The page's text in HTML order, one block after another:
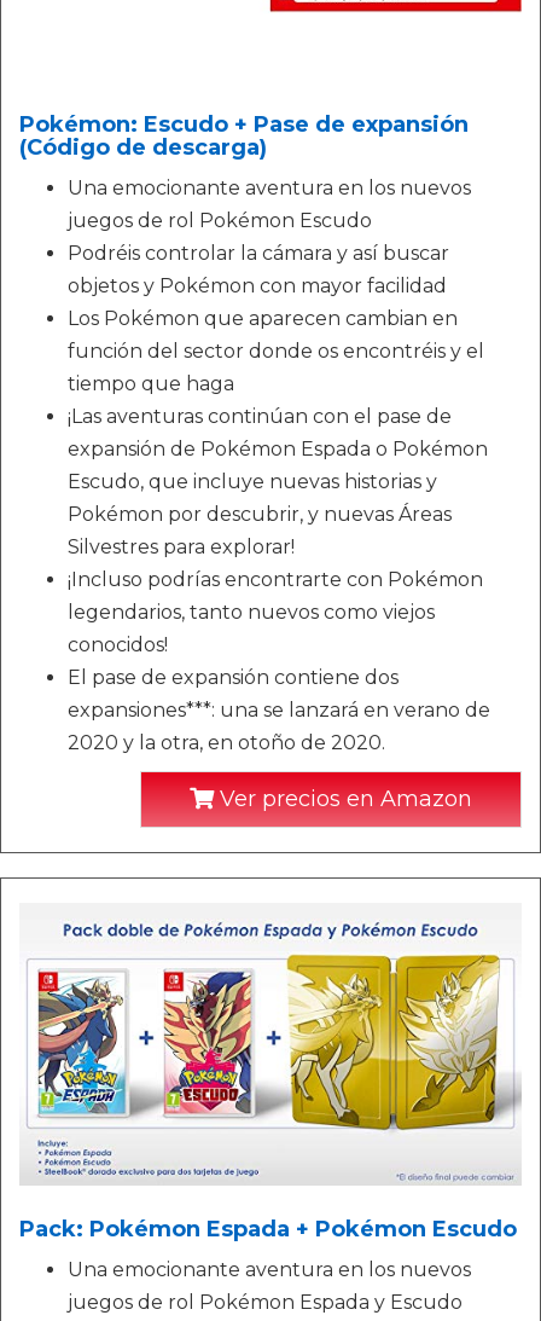
Pokémon: Escudo + Pase de expansión
(Código de descarga)
Una emocionante aventura en los nuevos
juegos de rol Pokémon Escudo
Podréis controlar la cámara y así buscar
objetos y Pokémon con mayor facilidad
Los Pokémon que aparecen cambian en
función del sector donde os encontréis y el
tiempo que haga
¡Las aventuras continúan con el pase de
expansión de Pokémon Espada o Pokémon
Escudo, que incluye nuevas historias y
Pokémon por descubrir, y nuevas Áreas
Silvestres para explorar!
¡Incluso podrías encontrarte con Pokémon
legendarios, tanto nuevos como viejos
conocidos!
El pase de expansión contiene dos
expansiones***: una se lanzará en verano de
2020 y la otra, en otoño de 2020.
Ver precios en Amazon
Pack: Pokémon Espada + Pokémon Escudo
Una emocionante aventura en los nuevos
juegos de rol Pokémon Espada y Escudo